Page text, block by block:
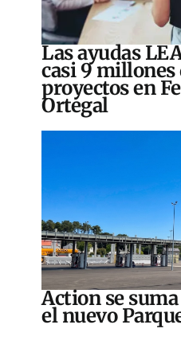
Las ayudas
casi 9 millones
proyectos en
Ortegal
Action se
el nuevo